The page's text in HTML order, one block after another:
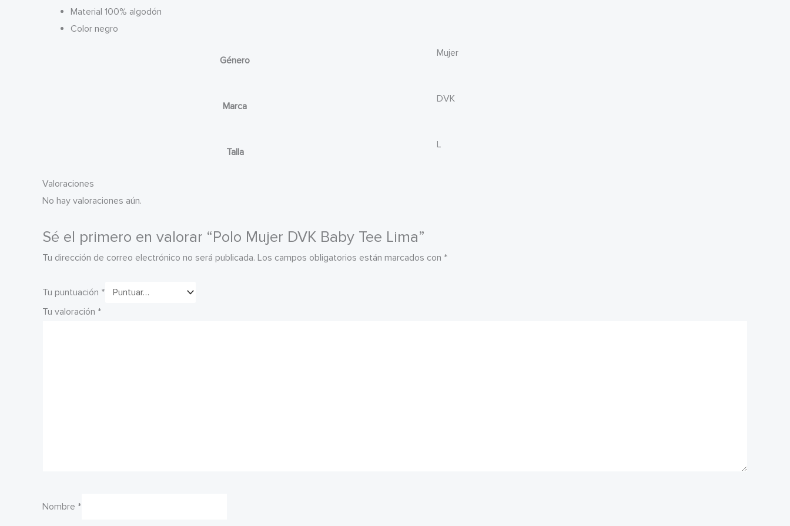
Material 100% algodón
Color negro
Género
Mujer
Marca
DVK
Talla
L
Valoraciones
No hay valoraciones aún.
Sé el primero en valorar “Polo Mujer DVK Baby Tee Lima”
Tu dirección de correo electrónico no será publicada. Los campos obligatorios están marcados con *
Tu puntuación *
Tu valoración *
Nombre *